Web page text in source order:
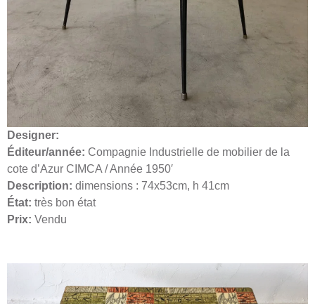
Designer:
Éditeur/année: Compagnie Industrielle de mobilier de la
cote d’Azur CIMCA / Année 1950′
Description: dimensions : 74x53cm, h 41cm
État: très bon état
Prix: Vendu